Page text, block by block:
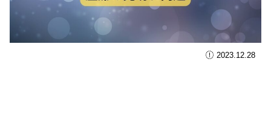
2023.12.28